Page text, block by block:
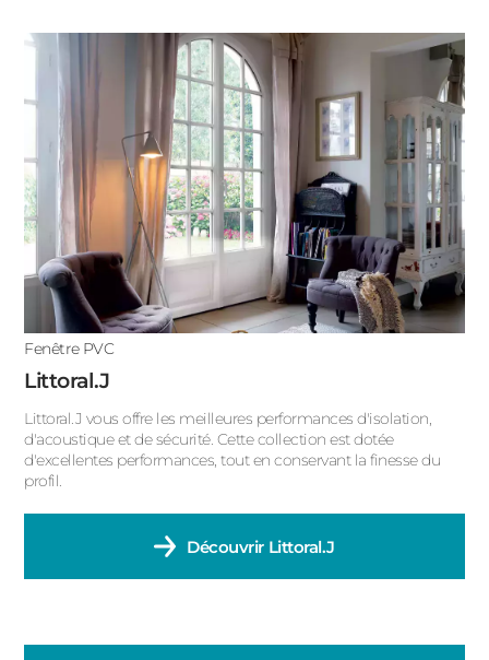
Porte fenêtre avec soubassement
Porte fenêtre 2 vantaux
Porte fenêtre 1 vantail
Fenêtre oscillo-battant
Fenêtre fixe
Fenêtre double battant
Fenêtre à soufflet
Fenêtre à la française
Fenêtre PVC
Littoral.J
Littoral.J vous offre les meilleures performances d'isolation,
d'acoustique et de sécurité. Cette collection est dotée
d'excellentes performances, tout en conservant la finesse du
profil.
Découvrir Littoral.J
ACIER